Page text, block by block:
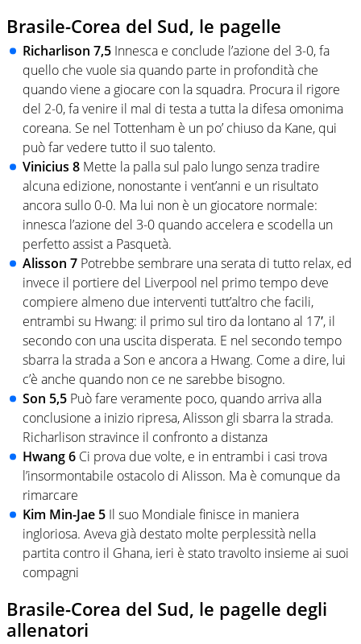
Brasile-Corea del Sud, le pagelle
Richarlison 7,5 Innesca e conclude l’azione del 3-0, fa
quello che vuole sia quando parte in profondità che
quando viene a giocare con la squadra. Procura il rigore
del 2-0, fa venire il mal di testa a tutta la difesa omonima
coreana. Se nel Tottenham è un po’ chiuso da Kane, qui
può far vedere tutto il suo talento.
Vinicius 8 Mette la palla sul palo lungo senza tradire
alcuna edizione, nonostante i vent’anni e un risultato
ancora sullo 0-0. Ma lui non è un giocatore normale:
innesca l’azione del 3-0 quando accelera e scodella un
perfetto assist a Pasquetà.
Alisson 7 Potrebbe sembrare una serata di tutto relax, ed
invece il portiere del Liverpool nel primo tempo deve
compiere almeno due interventi tutt’altro che facili,
entrambi su Hwang: il primo sul tiro da lontano al 17′, il
secondo con una uscita disperata. E nel secondo tempo
sbarra la strada a Son e ancora a Hwang. Come a dire, lui
c’è anche quando non ce ne sarebbe bisogno.
Son 5,5 Può fare veramente poco, quando arriva alla
conclusione a inizio ripresa, Alisson gli sbarra la strada.
Richarlison stravince il confronto a distanza
Hwang 6 Ci prova due volte, e in entrambi i casi trova
l’insormontabile ostacolo di Alisson. Ma è comunque da
rimarcare
Kim Min-Jae 5 Il suo Mondiale finisce in maniera
ingloriosa. Aveva già destato molte perplessità nella
partita contro il Ghana, ieri è stato travolto insieme ai suoi
compagni
Brasile-Corea del Sud, le pagelle degli
allenatori